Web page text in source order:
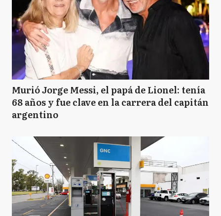
Murió Jorge Messi, el papá de Lionel: tenía
68 años y fue clave en la carrera del capitán
argentino